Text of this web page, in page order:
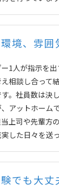
境、雰囲
ー1人が指示を
相談し合って
。社員数は決
アットホーム
上司や先輩方
した日々を送
でも大丈